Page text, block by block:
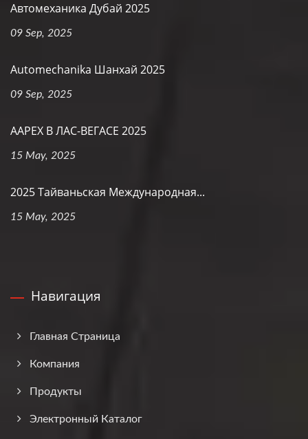
Автомеханика Дубай 2025
09 Sep, 2025
Automechanika Шанхай 2025
09 Sep, 2025
AAPEX В ЛАС-ВЕГАСЕ 2025
15 May, 2025
2025 Тайваньская Международная...
15 May, 2025
Навигация
Главная Страница
Компания
Продукты
Электронный Каталог